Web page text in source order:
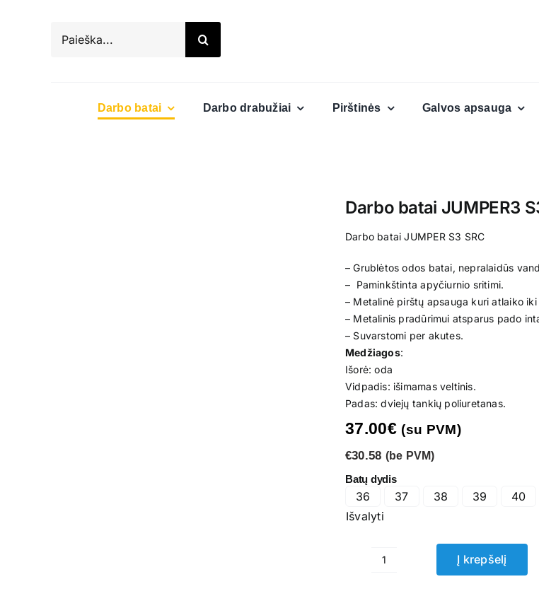
Darbo batai Darbo drabužiai Pirštinės Galvos apsauga
Darbo batai JUMPER3
Darbo bataiJUMPER S3 SRC
– Grublėtos odos batai, nepralaidūs
– Paminkštinta apyčiurnio sritimi.
– Metalinė pirštų apsauga kuri atlaiko
– Metalinis pradūrimui atsparus pado
– Suvarstomi per akutes.
Medžiagos:
Išorė: oda
Vidpadis: išimamas veltinis.
Padas: dviejų tankių poliuretanas.
37.00€ (su PVM)
€30.58 (be PVM)
Batų dydis
36 37 38 39 40
Išvalyti
produkto
Į krepšelį